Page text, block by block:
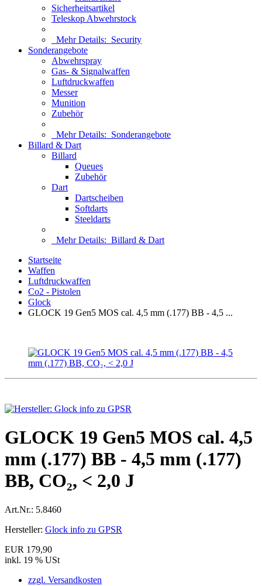
Sicherheitsartikel
Teleskop Abwehrstock
Mehr Details: Security
Sonderangebote
Abwehrspray
Gas- & Signalwaffen
Luftdruckwaffen
Messer
Munition
Zubehör
Mehr Details: Sonderangebote
Billard & Dart
Billard
Queues
Zubehör
Dart
Dartscheiben
Softdarts
Steeldarts
Mehr Details: Billard & Dart
Startseite
Waffen
Luftdruckwaffen
Co2 - Pistolen
Glock
GLOCK 19 Gen5 MOS cal. 4,5 mm (.177) BB - 4,5 ...
GLOCK 19 Gen5 MOS cal. 4,5
mm (.177) BB - 4,5 mm (.177)
BB, CO₂, < 2,0 J
Art.Nr.: 5.8460
Hersteller: Glock info zu GPSR
EUR 179,90
inkl. 19 % USt
zzgl. Versandkosten